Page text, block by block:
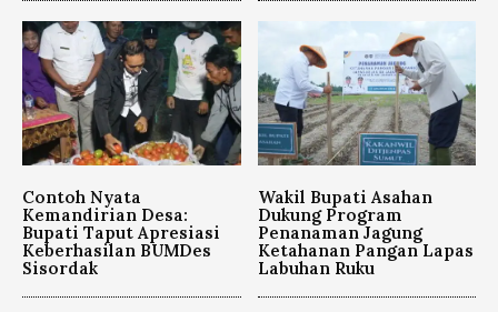
Contoh Nyata
Kemandirian Desa:
Bupati Taput Apresiasi
Keberhasilan BUMDes
Sisordak
Wakil Bupati Asahan
Dukung Program
Penanaman Jagung
Ketahanan Pangan Lapas
Labuhan Ruku